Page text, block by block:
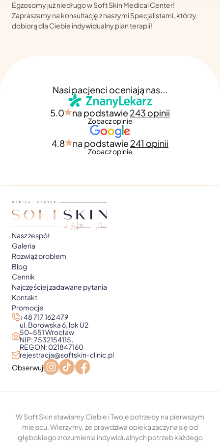
Egzosomy już niedługo w Soft Skin Medical Center!
Zapraszamy na konsultację z naszymi Specjalistami, którzy
dobiorą dla Ciebie indywidualny plan terapii!
Nasi pacjenci oceniają nas...
5.0 na podstawie 243 opinii
Zobacz opinie
4.8 na podstawie 241 opinii
Zobacz opinie
Nasz zespół
Galeria
Rozwiąż problem
Blog
Cennik
Najczęściej zadawane pytania
Kontakt
Promocje
+48 717 162 479
ul. Borowska 6, lok U2
50-551 Wrocław
NIP: 7532154115,
REGON: 021847160
rejestracja@softskin-clinic.pl
Obserwuj
W Soft Skin stawiamy Ciebie i Twoje potrzeby na pierwszym
miejscu. Wierzymy, że prawdziwa opieka zaczyna się od
głębokiego zrozumienia indywidualnych potrzeb każdego